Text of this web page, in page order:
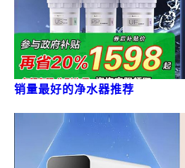
销量最好的净水器推荐